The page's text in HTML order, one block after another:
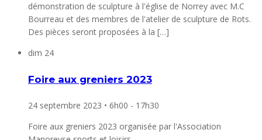
démonstration de sculpture à l'église de Norrey avec M.C
Bourreau et des membres de l'atelier de sculpture de Rots.
Des pièces seront proposées à la […]
dim 24
Foire aux greniers 2023
24 septembre 2023 • 6h00 - 17h30
Foire aux greniers 2023 organisée par l'Association